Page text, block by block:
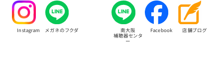
Instagram メガネのフクダ 南大阪
補聴器センタ
ー
Facebook 店舗ブログ